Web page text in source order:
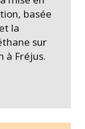
basée
la
sur
à Fréjus.